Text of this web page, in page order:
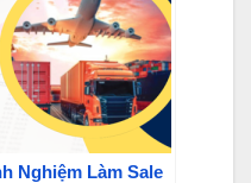
Nghiệm Làm Sale